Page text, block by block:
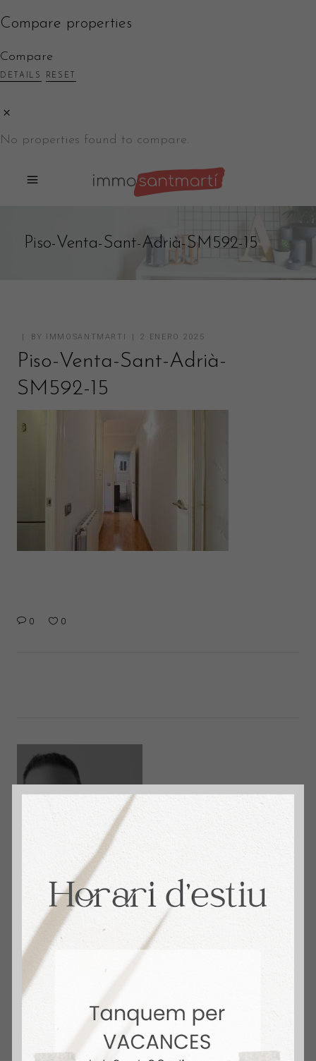
Compare properties
Compare
DETAILS RESET
No properties found to compare.
Piso-Venta-Sant-Adrià-SM592-15
BY IMMOSANTMARTI 2 ENERO 2025
Piso-Venta-Sant-Adrià-
SM592-15
0 0
immosantmarti
David Aceituno. + 14 años Vendiendo Hogares.
4,9 🌟 Reseñas en Google. Tu Agente
Inmobiliario.